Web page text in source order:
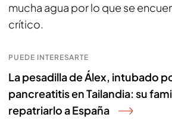
mucha agua por lo que se
crítico.
PUEDE INTERESARTE
La pesadilla de Álex, intubado
pancreatitis en Tailandia: su
repatriarlo a España